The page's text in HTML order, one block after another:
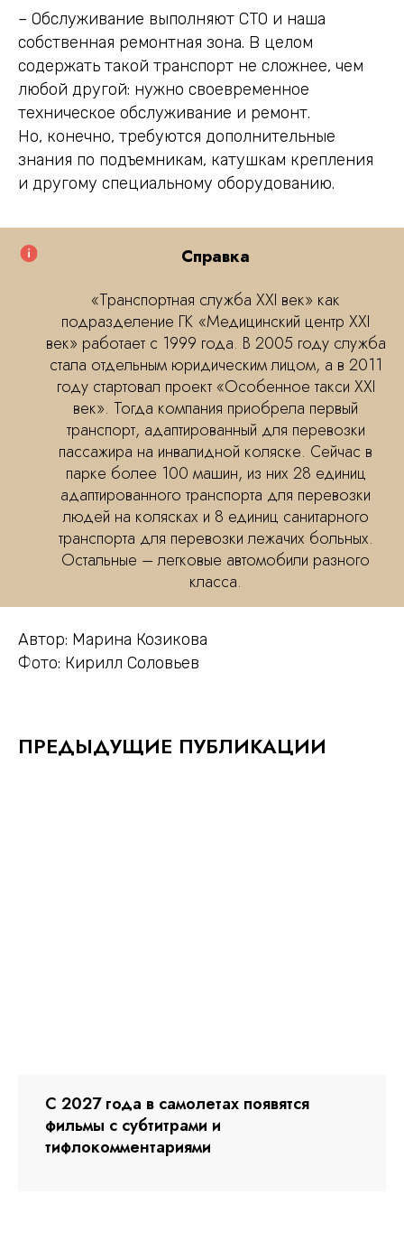
– Обслуживание выполняют СТО и наша
собственная ремонтная зона. В целом
содержать такой транспорт не сложнее, чем
любой другой: нужно своевременное
техническое обслуживание и ремонт.
Но, конечно, требуются дополнительные
знания по подъемникам, катушкам крепления
и другому специальному оборудованию.
Справка
«Транспортная служба XXI век» как
подразделение ГК «Медицинский центр XXI
век» работает с 1999 года. В 2005 году служба
стала отдельным юридическим лицом, а в 2011
году стартовал проект «Особенное такси XXI
век». Тогда компания приобрела первый
транспорт, адаптированный для перевозки
пассажира на инвалидной коляске. Сейчас в
парке более 100 машин, из них 28 единиц
адаптированного транспорта для перевозки
людей на колясках и 8 единиц санитарного
транспорта для перевозки лежачих больных.
Остальные – легковые автомобили разного
класса.
Автор: Марина Козикова
Фото: Кирилл Соловьев
ПРЕДЫДУЩИЕ ПУБЛИКАЦИИ
С 2027 года в самолетах появятся
фильмы с субтитрами и
тифлокомментариями